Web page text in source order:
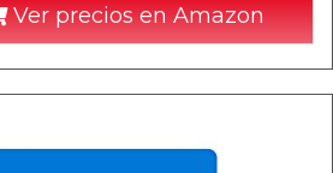
Ver precios en Amazon